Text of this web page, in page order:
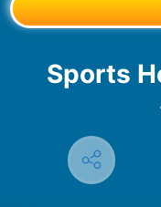
Sports